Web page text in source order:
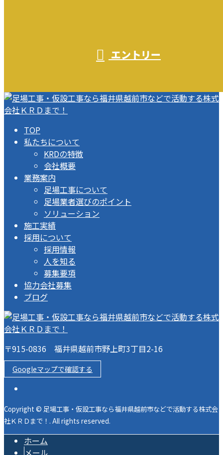
エントリー
TOP
私たちについて
KRDの特徴
会社概要
業務案内
足場工事について
足場業者選びのポイント
ソリューション
施工実績
採用について
採用情報
人を知る
募集要項
協力会社募集
ブログ
〒915-0836 福井県越前市野上町3丁目2-16
Googleマップで確認する
Copyright © 足場工事・仮設工事なら福井県越前市などで活動する株式会
社ＫＲＤまで！. All rights reserved.
ホーム